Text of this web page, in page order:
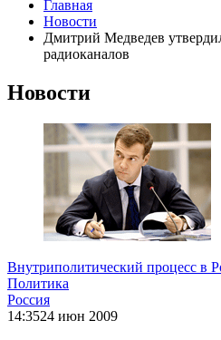
Главная
Новости
Дмитрий Медведев
радиоканалов
Новости
Внутриполитический процесс в
Политика
Россия
14:3524 июн 2009